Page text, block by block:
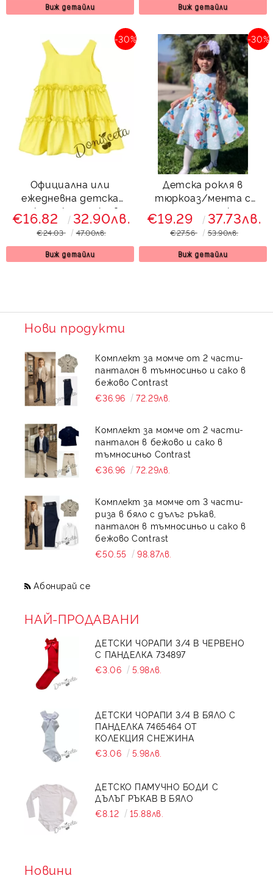
Виж детайли Виж детайли
Официална или
ежедневна детска
рокля с къдрички в
жълто
-30%
€16.82 32.90лв.
€24.03 47.00лв.
Виж детайли
Детска рокля в
тюркоаз/мента с
пеперуди тип клош
Вилина
-30%
€19.29 37.73лв.
€27.56 53.90лв.
Виж детайли
Нови продукти
Комплект за момче от 2 части-
панталон в тъмносиньо и сако в
бежово Contrast
€36.96
72.29лв.
Комплект за момче от 2 части-
панталон в бежово и сако в
тъмносиньо Contrast
€36.96
72.29лв.
Комплект за момче от 3 части-
риза в бяло с дълъг ръкав,
панталон в тъмносиньо и сако в
бежово Contrast
€50.55
98.87лв.
Абонирай се
НАЙ-ПРОДАВАНИ
ДЕТСКИ ЧОРАПИ 3/4 В ЧЕРВЕНО
С ПАНДЕЛКА 734897
€3.06
5.98лв.
ДЕТСКИ ЧОРАПИ 3/4 В БЯЛО С
ПАНДЕЛКА 7465464 ОТ
КОЛЕКЦИЯ СНЕЖИНА
€3.06
5.98лв.
ДЕТСКО ПАМУЧНО БОДИ С
ДЪЛЪГ РЪКАВ В БЯЛО
€8.12
15.88лв.
Новини